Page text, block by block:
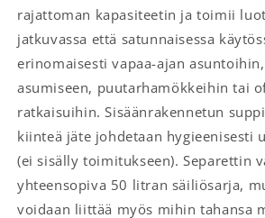
rajattoman kapasiteetin ja toimii
jatkuvassa että satunnaisessa
erinomaisesti vapaa-ajan
asumiseen, puutarhamökkeihin tai
ratkaisuihin. Sisäänrakennetun
kiinteä jäte johdetaan hygieenisesti
(ei sisälly toimitukseen). Separettin
yhteensopiva 50 litran säiliösarja,
voidaan liittää myös mihin tahansa